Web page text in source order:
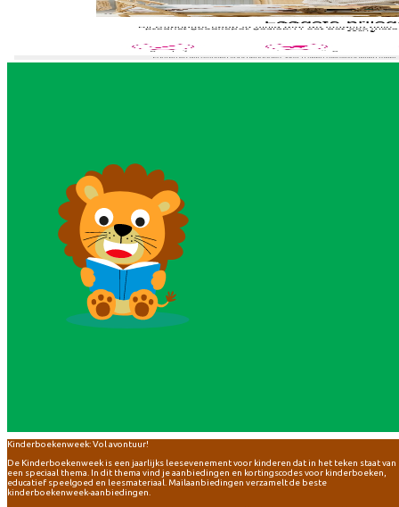
Kinderboekenweek: Vol avontuur!
De Kinderboekenweek is een jaarlijks leesevenement voor kinderen dat in het teken staat van
een speciaal thema. In dit thema vind je aanbiedingen en kortingscodes voor kinderboeken,
educatief speelgoed en leesmateriaal. Mailaanbiedingen verzamelt de beste
kinderboekenweek-aanbiedingen.